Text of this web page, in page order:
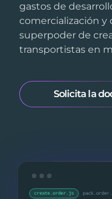
gastos de
comercialización y
superpoder de
transportistas en
Solicita la